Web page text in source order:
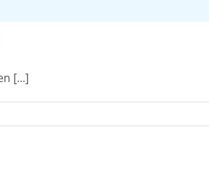
[...]